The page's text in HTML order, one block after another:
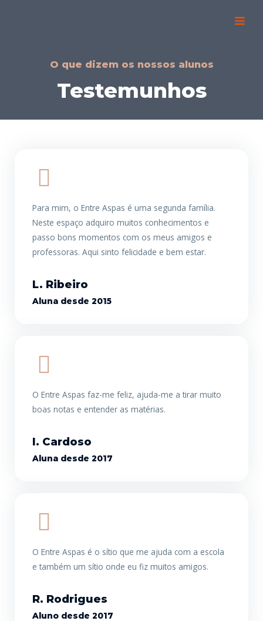
O que dizem os nossos alunos
Testemunhos
Para mim, o Entre Aspas é uma segunda família.
Neste espaço adquiro muitos conhecimentos e
passo bons momentos com os meus amigos e
professoras. Aqui sinto felicidade e bem estar.
L. Ribeiro
Aluna desde 2015
O Entre Aspas faz-me feliz, ajuda-me a tirar muito
boas notas e entender as matérias.
I. Cardoso
Aluna desde 2017
O Entre Aspas é o sítio que me ajuda com a escola
e também um sítio onde eu fiz muitos amigos.
R. Rodrigues
Aluno desde 2017